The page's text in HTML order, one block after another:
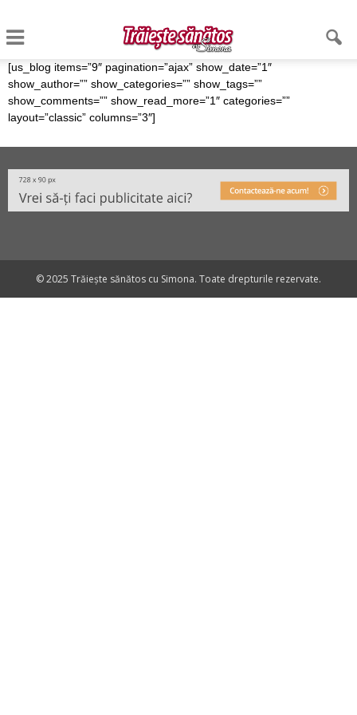
[us_blog items=”9″ pagination=”ajax” show_date=”1″
show_author=”” show_categories=”” show_tags=””
show_comments=”” show_read_more=”1″ categories=””
layout=”classic” columns=”3″]
© 2025 Trăiește sănătos cu Simona. Toate drepturile rezervate.